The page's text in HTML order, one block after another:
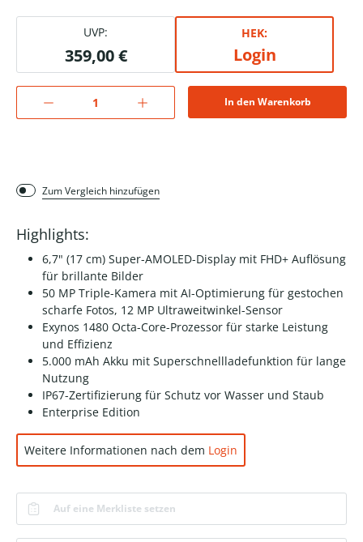
UVP:
359,00 €
HEK:
Login
In den Warenkorb
Zum Vergleich hinzufügen
Highlights:
6,7" (17 cm) Super-AMOLED-Display mit FHD+ Auflösung
für brillante Bilder
50 MP Triple-Kamera mit AI-Optimierung für gestochen
scharfe Fotos, 12 MP Ultraweitwinkel-Sensor
Exynos 1480 Octa-Core-Prozessor für starke Leistung
und Effizienz
5.000 mAh Akku mit Superschnellladefunktion für lange
Nutzung
IP67-Zertifizierung für Schutz vor Wasser und Staub
Enterprise Edition
Weitere Informationen nach dem Login
Auf eine Merkliste setzen